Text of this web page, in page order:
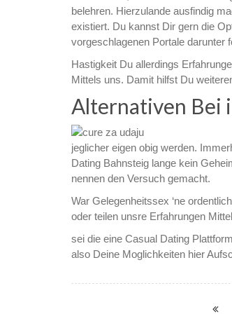
belehren. Hierzulande ausfindig
existiert. Du kannst Dir gern die
vorgeschlagenen Portale darunter
Hastigkeit Du allerdings
Mittels uns. Damit hilfst Du
Alternativen Bei
jeglicher eigen obig werden.
Dating Bahnsteig lange kein
nennen den Versuch gemacht.
War Gelegenheitssex ‘ne
oder teilen unsre Erfahrungen
sei die eine Casual Dating
also Deine Moglichkeiten hier